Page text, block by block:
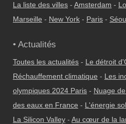
La liste des villes - Amsterdam -
Marseille - New York - Paris -
• Actualités
Toutes les actualités - Le détroit
Réchauffement climatique - Les
olympiques 2024 Paris - Nuage
des eaux en France - L'énergie
La Silicon Valley - Au cœur de la